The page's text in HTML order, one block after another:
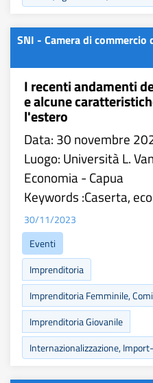
SNI - Camera di commercio
I recenti andamenti
e alcune
l'estero
Data: 30 novembre
Luogo: Università L.
Economia - Capua
Keywords :Caserta,
30/11/2023
Eventi
Imprenditoria
Imprenditoria Femminile,
Imprenditoria Giovanile
Internazionalizzazione,